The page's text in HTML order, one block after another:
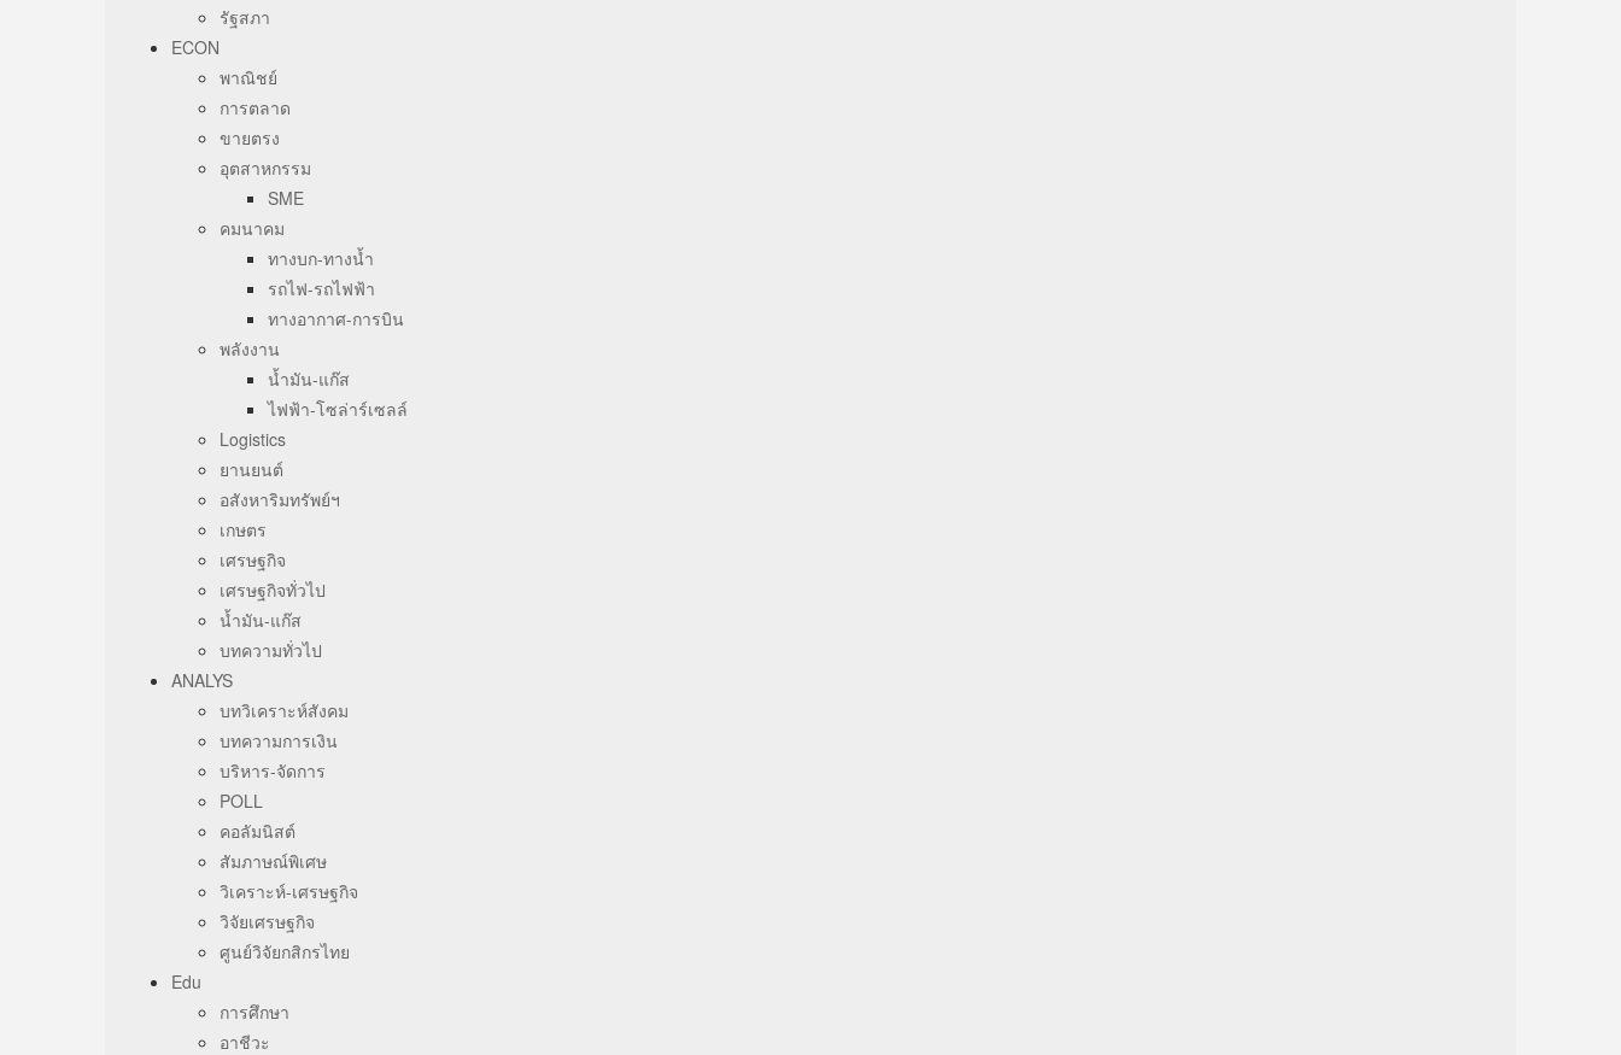
รัฐสภา
ECON
พาณิชย์
การตลาด
ขายตรง
อุตสาหกรรม
SME
คมนาคม
ทางบก-ทางน้ำ
รถไฟ-รถไฟฟ้า
ทางอากาศ-การบิน
พลังงาน
น้ำมัน-แก๊ส
ไฟฟ้า-โซล่าร์เซลล์
Logistics
ยานยนต์
อสังหาริมทรัพย์ฯ
เกษตร
เศรษฐกิจ
เศรษฐกิจทั่วไป
น้ำมัน-แก๊ส
บทความทั่วไป
ANALYS
บทวิเคราะห์สังคม
บทความการเงิน
บริหาร-จัดการ
POLL
คอลัมนิสต์
สัมภาษณ์พิเศษ
วิเคราะห์-เศรษฐกิจ
วิจัยเศรษฐกิจ
ศูนย์วิจัยกสิกรไทย
Edu
การศึกษา
อาชีวะ